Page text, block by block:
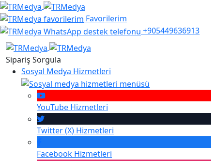
Favorilerim
+905449636913
Sipariş Sorgula
Sosyal Medya Hizmetleri
YouTube Hizmetleri
Twitter (X) Hizmetleri
Facebook Hizmetleri